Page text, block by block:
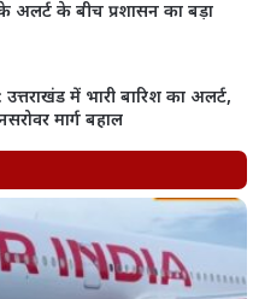
अलर्ट के बीच प्रशासन का बड़ा
में भारी बारिश का अलर्ट,
मार्ग बहाल